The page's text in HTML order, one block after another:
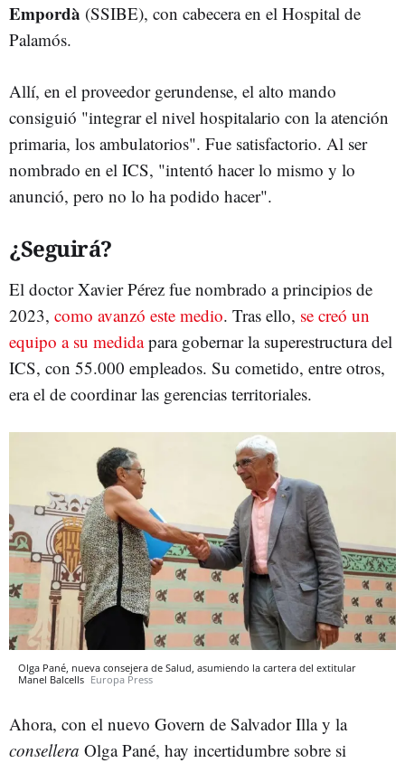
Empordà (SSIBE), con cabecera en el Hospital de
Palamós.
Allí, en el proveedor gerundense, el alto mando
consiguió "integrar el nivel hospitalario con la atención
primaria, los ambulatorios". Fue satisfactorio. Al ser
nombrado en el ICS, "intentó hacer lo mismo y lo
anunció, pero no lo ha podido hacer".
¿Seguirá?
El doctor Xavier Pérez fue nombrado a principios de
2023, como avanzó este medio. Tras ello, se creó un
equipo a su medidapara gobernar la superestructura del
ICS, con 55.000 empleados. Su cometido, entre otros,
era el de coordinar las gerencias territoriales.
Olga Pané, nueva consejera de Salud, asumiendo la cartera del extitular
Manel Balcells Europa Press
Ahora, con el nuevo Govern de Salvador Illa y la
consellera Olga Pané, hay incertidumbre sobre si